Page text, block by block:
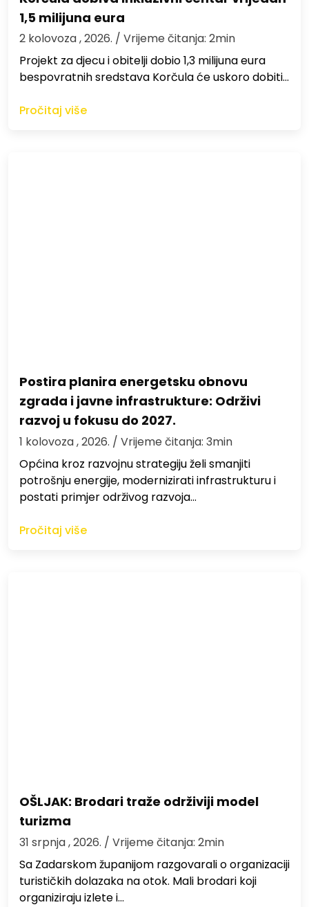
1,5 milijuna eura
2 kolovoza , 2026. / Vrijeme čitanja: 2min
Projekt za djecu i obitelji dobio 1,3 milijuna eura
bespovratnih sredstava Korčula će uskoro dobiti…
Pročitaj više
Postira planira energetsku obnovu
zgrada i javne infrastrukture: Održivi
razvoj u fokusu do 2027.
1 kolovoza , 2026. / Vrijeme čitanja: 3min
Općina kroz razvojnu strategiju želi smanjiti
potrošnju energije, modernizirati infrastrukturu i
postati primjer održivog razvoja…
Pročitaj više
OŠLJAK: Brodari traže održiviji model
turizma
31 srpnja , 2026. / Vrijeme čitanja: 2min
Sa Zadarskom županijom razgovarali o organizaciji
turističkih dolazaka na otok. Mali brodari koji
organiziraju izlete i…